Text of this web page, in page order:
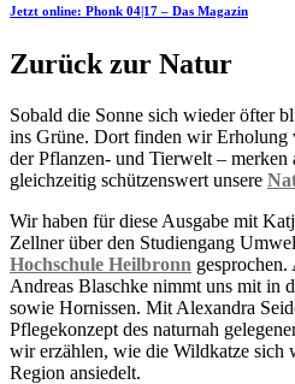
Jetzt online: Phonk 04|17 – Das Magazin
Zurück zur Natur
Sobald die Sonne sich wieder öfter
ins Grüne. Dort finden wir Erholung
der Pflanzen- und Tierwelt – merken
gleichzeitig schützenswert unsere
Wir haben für diese Ausgabe mit
Zellner über den Studiengang
Hochschule Heilbronn gesprochen.
Andreas Blaschke nimmt uns mit in
sowie Hornissen. Mit Alexandra
Pflegekonzept des naturnah
wir erzählen, wie die Wildkatze sich
Region ansiedelt.